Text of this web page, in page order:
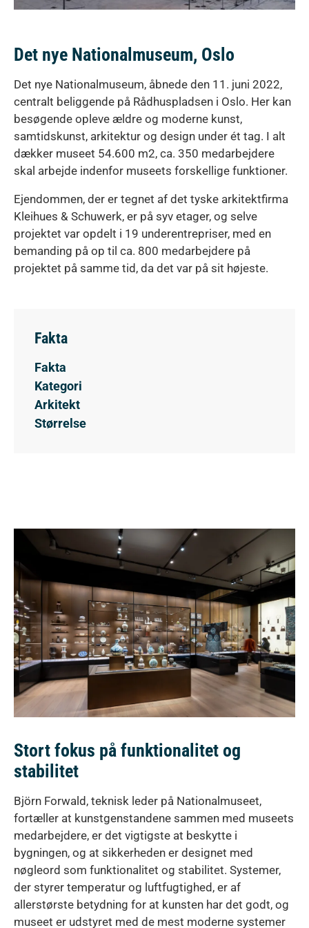
Det nye Nationalmuseum, Oslo
Det nye Nationalmuseum, åbnede den 11. juni 2022,
centralt beliggende på Rådhuspladsen i Oslo. Her kan
besøgende opleve ældre og moderne kunst,
samtidskunst, arkitektur og design under ét tag. I alt
dækker museet 54.600 m2, ca. 350 medarbejdere
skal arbejde indenfor museets forskellige funktioner.
Ejendommen, der er tegnet af det tyske arkitektfirma
Kleihues & Schuwerk, er på syv etager, og selve
projektet var opdelt i 19 underentrepriser, med en
bemanding på op til ca. 800 medarbejdere på
projektet på samme tid, da det var på sit højeste.
Fakta
Fakta
Kategori
Arkitekt
Størrelse
Stort fokus på funktionalitet og
stabilitet
Björn Forwald, teknisk leder på Nationalmuseet,
fortæller at kunstgenstandene sammen med museets
medarbejdere, er det vigtigste at beskytte i
bygningen, og at sikkerheden er designet med
nøgleord som funktionalitet og stabilitet. Systemer,
der styrer temperatur og luftfugtighed, er af
allerstørste betydning for at kunsten har det godt, og
museet er udstyret med de mest moderne systemer